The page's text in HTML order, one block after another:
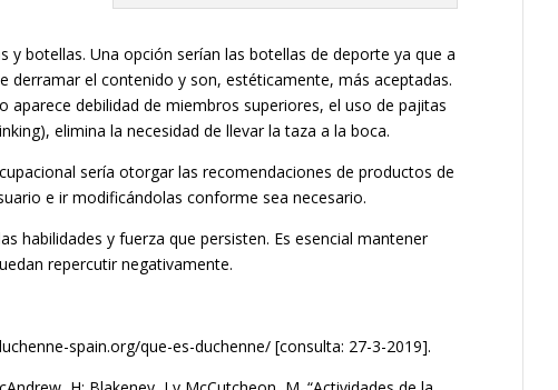
botellas. Una opción serían las botellas de deporte ya que a
derramar el contenido y son, estéticamente, más aceptadas.
aparece debilidad de miembros superiores, el uso de pajitas
elimina la necesidad de llevar la taza a la boca.
sería otorgar las recomendaciones de productos de
e ir modificándolas conforme sea necesario.
habilidades y fuerza que persisten. Es esencial mantener
repercutir negativamente.
spain.org/que-es-duchenne/ [consulta: 27-3-2019].